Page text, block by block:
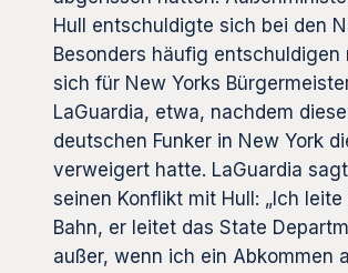
Hull entschuldigte sich bei den
Besonders häufig entschuldigen
sich für New Yorks
LaGuardia, etwa, nachdem
deutschen Funker in New York
verweigert hatte. LaGuardia
seinen Konflikt mit Hull: „Ich leite
Bahn, er leitet das State
außer, wenn ich ein Abkommen